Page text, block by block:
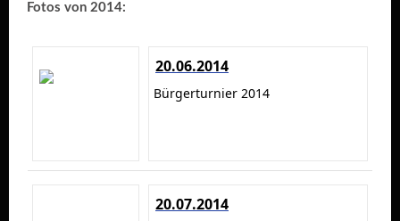
Fotos von 2014:
20.06.2014
Bürgerturnier 2014
20.07.2014